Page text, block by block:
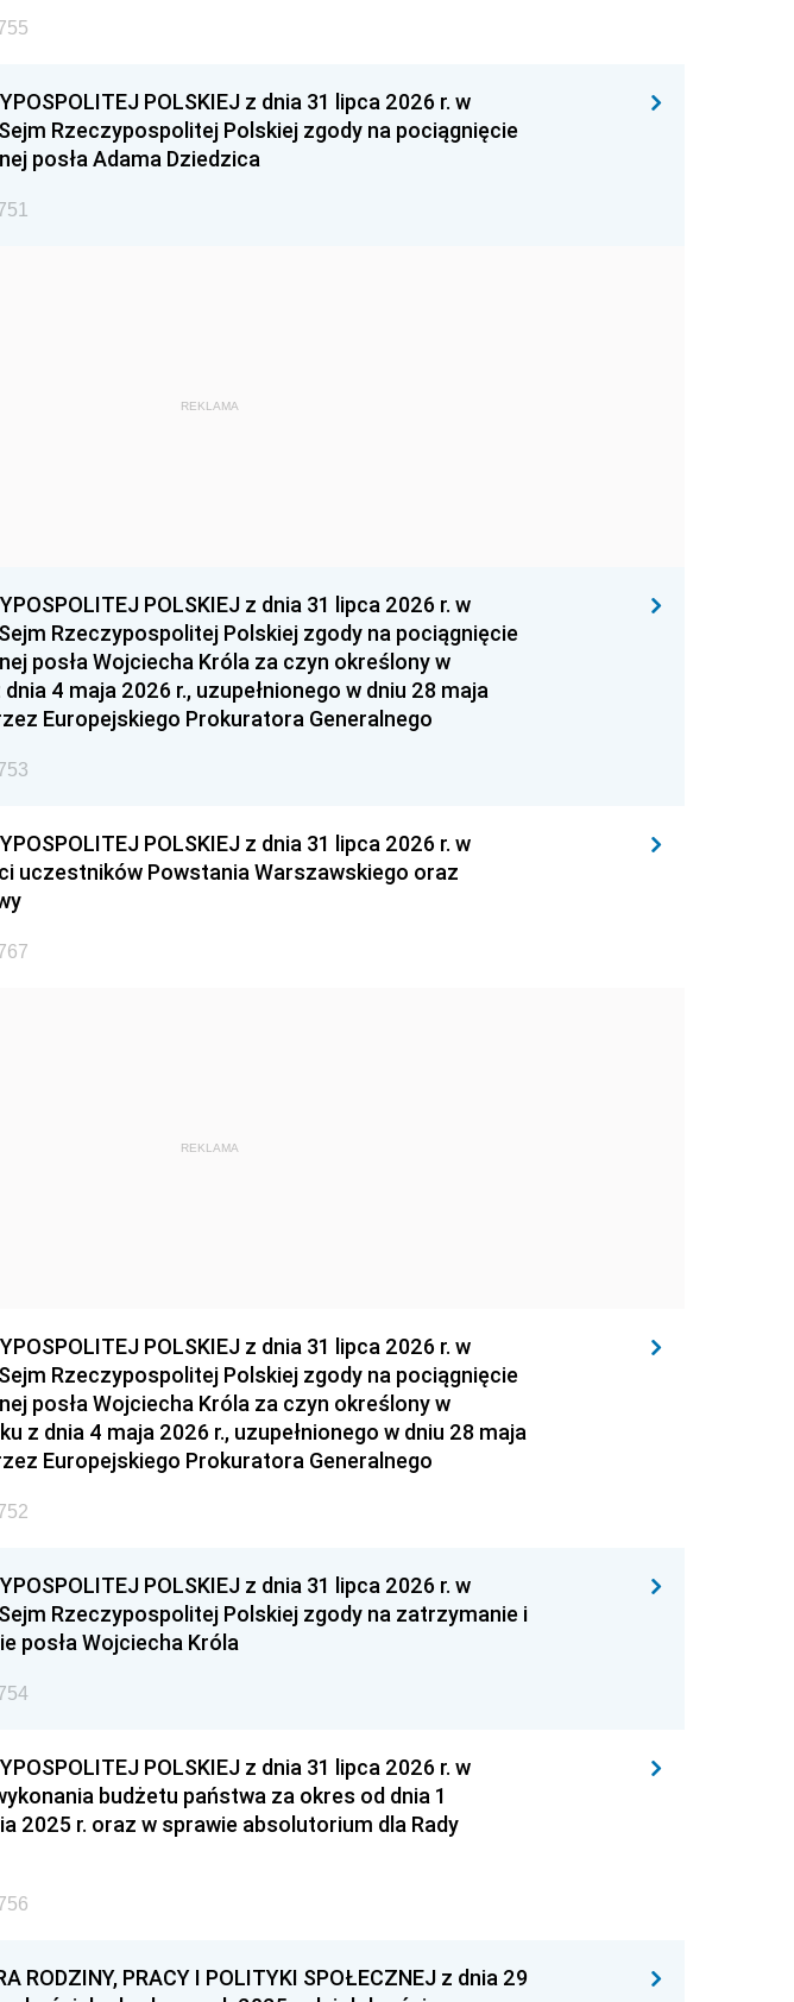
POLSKIEJ z dnia 31 lipca 2026 r. w
Rzeczypospolitej Polskiej zgody na pociągnięcie
posła Adama Dziedzica
REKLAMA
POLSKIEJ z dnia 31 lipca 2026 r. w
Rzeczypospolitej Polskiej zgody na pociągnięcie
posła Wojciecha Króla za czyn określony w
4 maja 2026 r., uzupełnionego w dniu 28 maja
Europejskiego Prokuratora Generalnego
POLSKIEJ z dnia 31 lipca 2026 r. w
uczestników Powstania Warszawskiego oraz
REKLAMA
POLSKIEJ z dnia 31 lipca 2026 r. w
Rzeczypospolitej Polskiej zgody na pociągnięcie
posła Wojciecha Króla za czyn określony w
z dnia 4 maja 2026 r., uzupełnionego w dniu 28 maja
Europejskiego Prokuratora Generalnego
POLSKIEJ z dnia 31 lipca 2026 r. w
Rzeczypospolitej Polskiej zgody na zatrzymanie i
posła Wojciecha Króla
POLSKIEJ z dnia 31 lipca 2026 r. w
budżetu państwa za okres od dnia 1
2025 r. oraz w sprawie absolutorium dla Rady
RODZINY, PRACY I POLITYKI SPOŁECZNEJ z dnia 29